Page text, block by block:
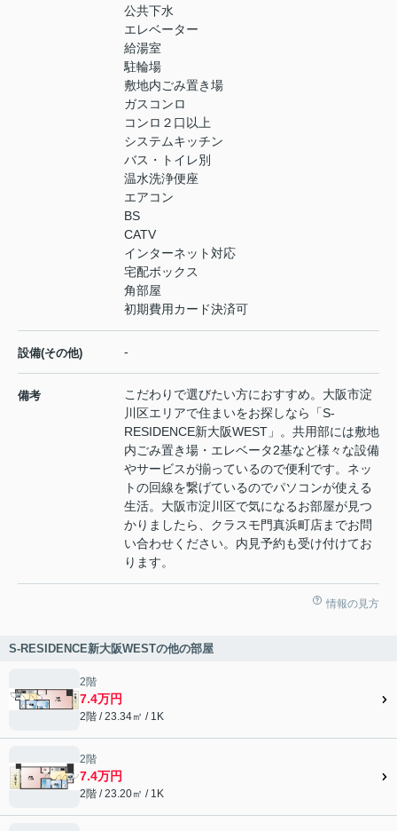
公共下水
エレベーター
給湯室
駐輪場
敷地内ごみ置き場
ガスコンロ
コンロ２口以上
システムキッチン
バス・トイレ別
温水洗浄便座
エアコン
BS
CATV
インターネット対応
宅配ボックス
角部屋
初期費用カード決済可
設備(その他) -
備考
こだわりで選びたい方におすすめ。大阪市淀
川区エリアで住まいをお探しなら「S-
RESIDENCE新大阪WEST」。共用部には敷地
内ごみ置き場・エレベータ2基など様々な設備
やサービスが揃っているので便利です。ネッ
トの回線を繋げているのでパソコンが使える
生活。大阪市淀川区で気になるお部屋が見つ
かりましたら、クラスモ門真浜町店までお問
い合わせください。内見予約も受け付けてお
ります。
情報の見方
S-RESIDENCE新大阪WESTの他の部屋
2階
7.4万円
2階 / 23.34㎡ / 1K
2階
7.4万円
2階 / 23.20㎡ / 1K